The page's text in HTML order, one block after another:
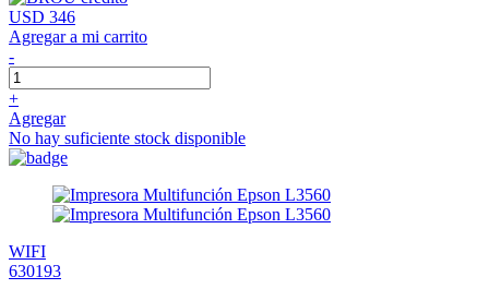
USD 346
Agregar a mi carrito
-
+
Agregar
No hay suficiente stock disponible
WIFI
630193